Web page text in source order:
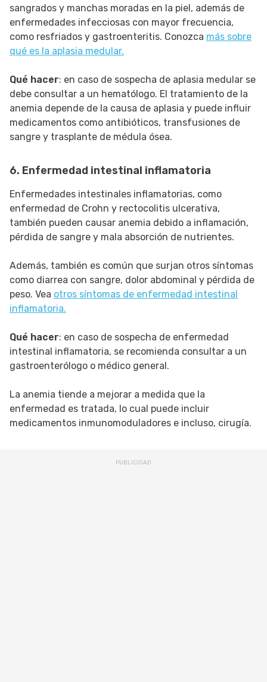
sangrados y manchas moradas en la piel, además de
enfermedades infecciosas con mayor frecuencia,
como resfriados y gastroenteritis. Conozca más sobre
qué es la aplasia medular.
Qué hacer: en caso de sospecha de aplasia medular se
debe consultar a un hematólogo. El tratamiento de la
anemia depende de la causa de aplasia y puede influir
medicamentos como antibióticos, transfusiones de
sangre y trasplante de médula ósea.
6. Enfermedad intestinal inflamatoria
Enfermedades intestinales inflamatorias, como
enfermedad de Crohn y rectocolitis ulcerativa,
también pueden causar anemia debido a inflamación,
pérdida de sangre y mala absorción de nutrientes.
Además, también es común que surjan otros síntomas
como diarrea con sangre, dolor abdominal y pérdida de
peso. Vea otros síntomas de enfermedad intestinal
inflamatoria.
Qué hacer: en caso de sospecha de enfermedad
intestinal inflamatoria, se recomienda consultar a un
gastroenterólogo o médico general.
La anemia tiende a mejorar a medida que la
enfermedad es tratada, lo cual puede incluir
medicamentos inmunomoduladores e incluso, cirugía.